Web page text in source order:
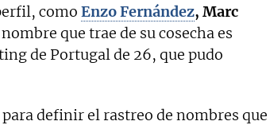
como Enzo Fernández, Marc
que trae de su cosecha es
de Portugal de 26, que pudo
definir el rastreo de nombres que